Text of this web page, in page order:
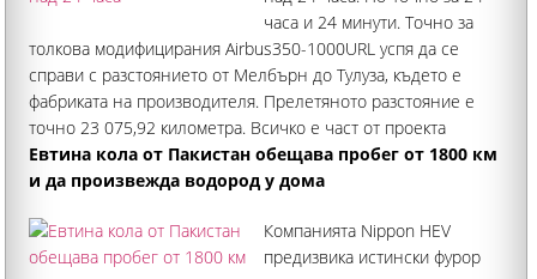
часа и 24 минути. Точно за
толкова модифицирания Airbus350-1000URL успя да се
справи с разстоянието от Мелбърн до Тулуза, където е
фабриката на производителя. Прелетяното разстояние е
точно 23 075,92 километра. Всичко е част от проекта
"Слънчев изгрев" на австралийската
Евтина кола от Пакистан обещава пробег от 1800 км
и да произвежда водород у дома
Компанията Nippon HEV
предизвика истински фурор